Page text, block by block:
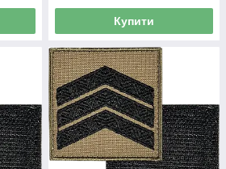
Купити